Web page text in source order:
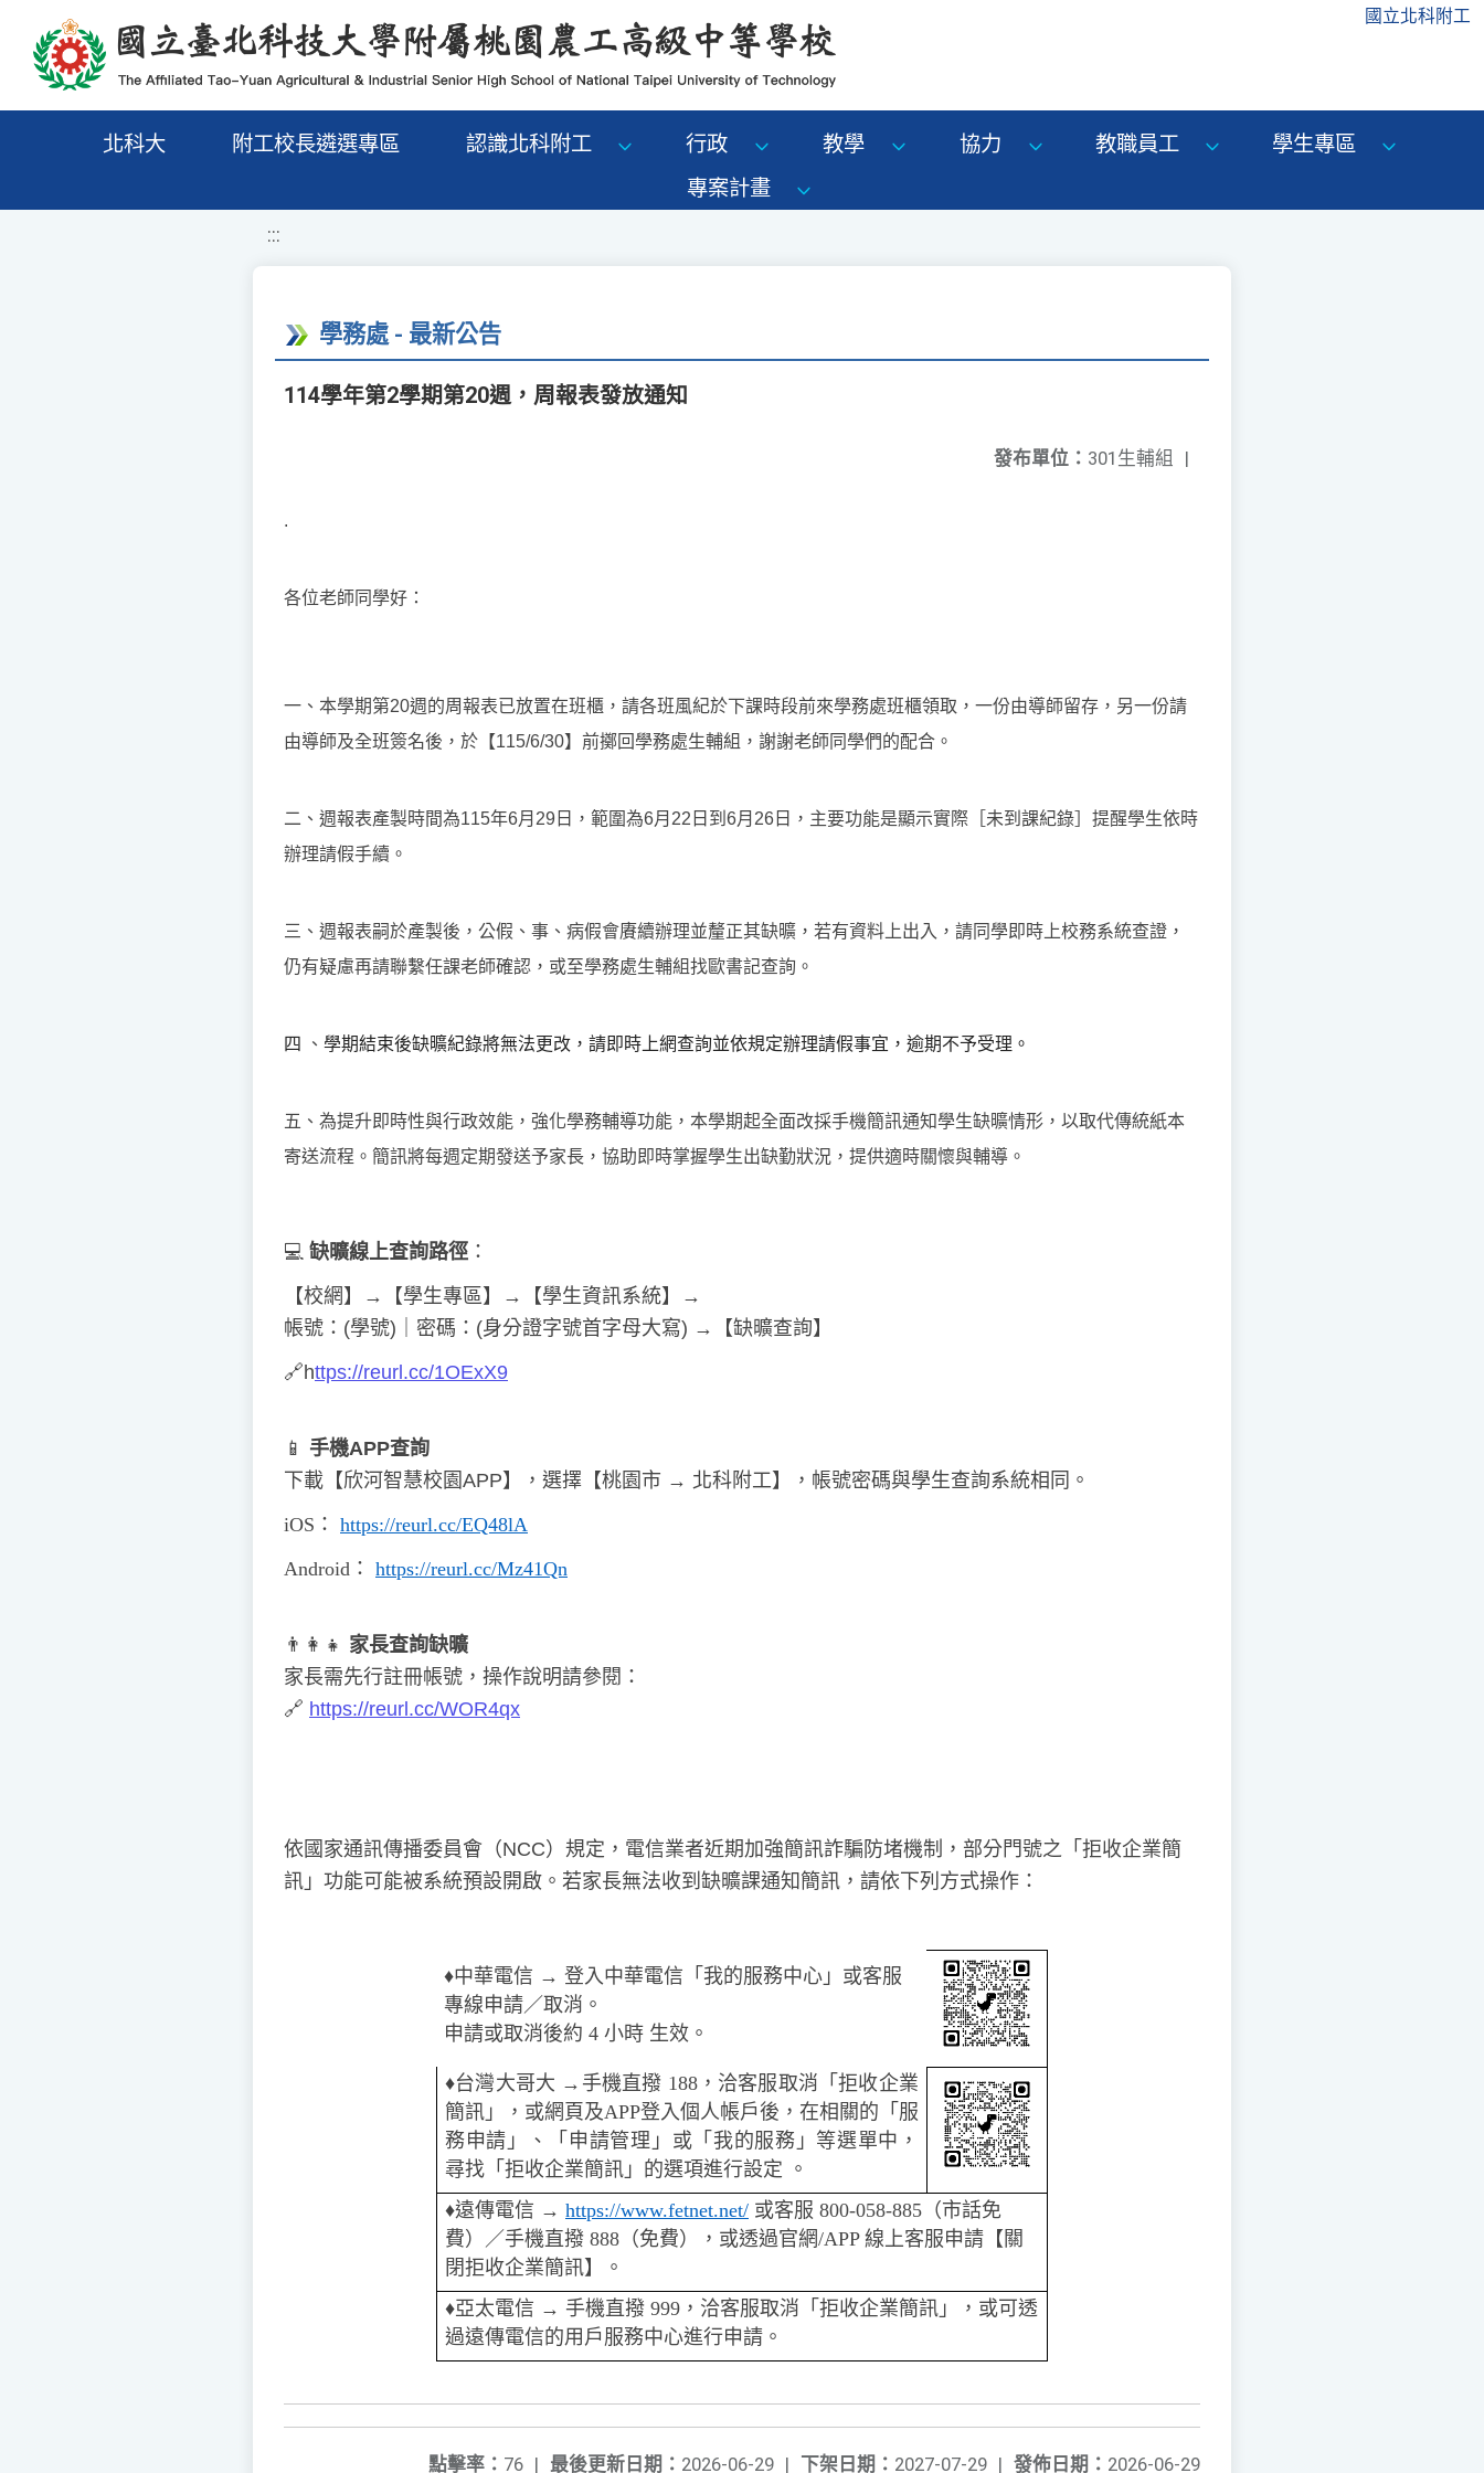
移至網頁之主要內容區位置 國立北科附工
北科大 附工校長遴選專區 認識北科附工 行政 教學 協力 教職員工
學生專區
專案計畫
:::
學務處 - 最新公告
114學年第2學期第20週，周報表發放通知
發布單位： 301生輔組 |
.
各位老師同學好：
一、本學期第20週的周報表已放置在班櫃，請各班風紀於下課時段前來學務處班櫃領取，一份由導師留存，另一份請
由導師及全班簽名後，於【115/6/30】前擲回學務處生輔組，謝謝老師同學們的配合。
二、週報表產製時間為115年6月29日，範圍為6月22日到6月26日，主要功能是顯示實際［未到課紀錄］提醒學生依時
辦理請假手續。
三、週報表嗣於產製後，公假、事、病假會賡續辦理並釐正其缺曠，若有資料上出入，請同學即時上校務系統查證，
仍有疑慮再請聯繫任課老師確認，或至學務處生輔組找歐書記查詢。
四 、 學期結束後缺曠紀錄將無法更改， 請即時上網查詢並依規定辦理請假事宜，逾期不予受理。
五、為提升即時性與行政效能，強化學務輔導功能，本學期起全面改採手機簡訊通知學生缺曠情形，以取代傳統紙本
寄送流程。簡訊將每週定期發送予家長，協助即時掌握學生出缺勤狀況，提供適時關懷與輔導。
💻 缺曠線上查詢路徑 ：
【校網】→【學生專區】→【學生資訊系統】→
帳號：(學號)｜密碼：(身分證字號首字母大寫) →【缺曠查詢】
🔗https://reurl.cc/1OExX9
📱 手機APP查詢
下載【欣河智慧校園APP】，選擇【桃園市 → 北科附工】，帳號密碼與學生查詢系統相同。
iOS ： https://reurl.cc/EQ48lA
Android ： https://reurl.cc/Mz41Qn
👨 👩 👧 家長查詢缺曠
家長需先行註冊帳號，操作說明請參閱：
🔗 https://reurl.cc/WOR4qx
依國家通訊傳播委員會（NCC）規定，電信業者近期加強簡訊詐騙防堵機制，部分門號之「拒收企業簡
訊」功能可能被系統預設開啟。若家長無法收到缺曠課通知簡訊，請依下列方式操作：
♦️中華電信 → 登入中華電信「我的服務中心」或客服
專線申請／取消。
申請或取消後約 4 小時 生效。
♦️台灣大哥大 →手機直撥 188，洽客服取消「拒收企業
簡訊」，或網頁及APP登入個人帳戶後，在相關的「服
務申請」、「申請管理」或「我的服務」等選單中，
尋找「拒收企業簡訊」的選項進行設定 。
♦️遠傳電信 → https://www.fetnet.net/ 或客服 800-058-885（市話免
費）／手機直撥 888（免費），或透過官網/APP 線上客服申請【關
閉拒收企業簡訊】。
♦️️亞太電信 → 手機直撥 999，洽客服取消「拒收企業簡訊」，或可透
過遠傳電信的用戶服務中心進行申請。
發佈日期： 2026-06-29
下架日期： 2027-07-29 |
最後更新日期： 2026-06-29 |
點擊率： 76 |